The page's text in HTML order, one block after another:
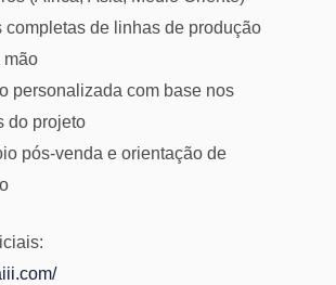
completas de linhas de produção
mão
personalizada com base nos
do projeto
pós-venda e orientação de